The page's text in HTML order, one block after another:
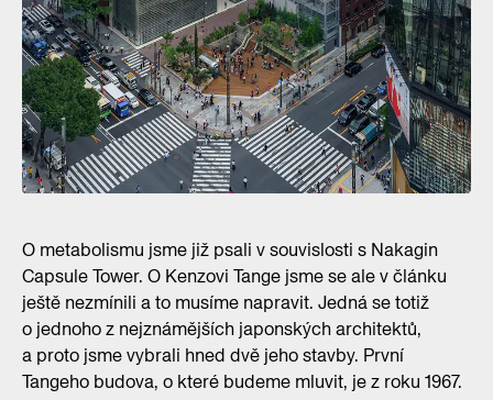
O metabolismu jsme již psali v souvislosti s Nakagin
Capsule Tower. O Kenzovi Tange jsme se ale v článku
ještě nezmínili a to musíme napravit. Jedná se totiž
o jednoho z nejznámějších japonských architektů,
a proto jsme vybrali hned dvě jeho stavby. První
Tangeho budova, o které budeme mluvit, je z roku 1967.